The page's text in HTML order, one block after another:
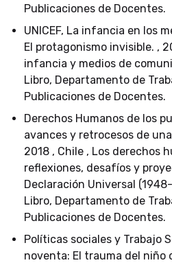
Publicaciones de Docentes.
UNICEF, La infancia en los
El protagonismo invisible. ,
infancia y medios de
Libro, Departamento de
Publicaciones de Docentes.
Derechos Humanos de los
avances y retrocesos de
2018 , Chile , Los derechos
reflexiones, desafíos y
Declaración Universal
Libro, Departamento de
Publicaciones de Docentes.
Políticas sociales y Trabajo
noventa: El trauma del niño